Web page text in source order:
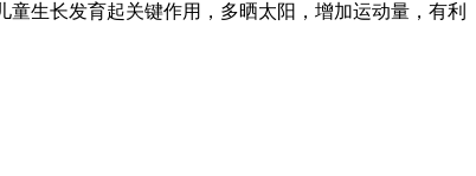
生长发育起关键作用，多晒太阳，增加运动量，有利